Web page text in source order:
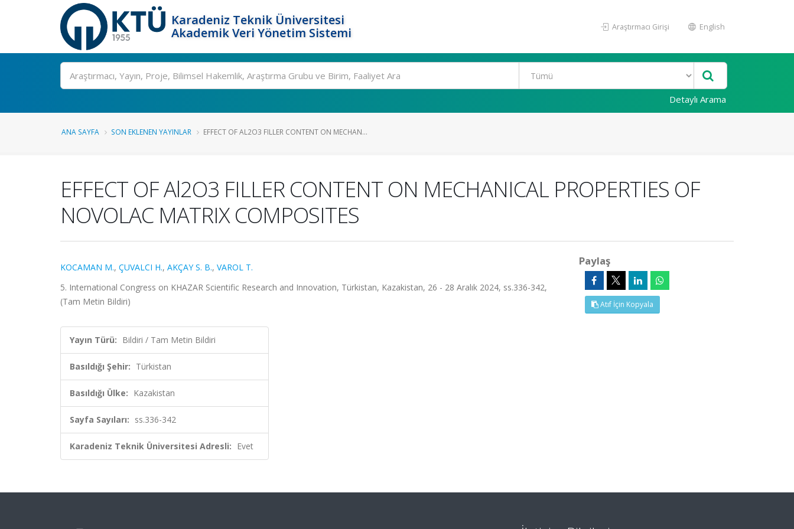
Karadeniz Teknik Üniversitesi
Akademik Veri Yönetim Sistemi
Araştırmacı Girişi English
Ara
Detaylı Arama
ANA SAYFA SON EKLENEN YAYINLAR EFFECT OF AL2O3 FILLER CONTENT ON MECHAN...
EFFECT OF Al2O3 FILLER CONTENT ON MECHANICAL PROPERTIES OF
NOVOLAC MATRIX COMPOSITES
KOCAMAN M., ÇUVALCI H., AKÇAY S. B., VAROL T.
5. International Congress on KHAZAR Scientific Research and Innovation, Türkistan, Kazakistan, 26 - 28 Aralık 2024, ss.336-342,
(Tam Metin Bildiri)
Yayın Türü: Bildiri / Tam Metin Bildiri
Basıldığı Şehir: Türkistan
Basıldığı Ülke: Kazakistan
Sayfa Sayıları: ss.336-342
Karadeniz Teknik Üniversitesi Adresli: Evet
Paylaş
Atıf İçin Kopyala